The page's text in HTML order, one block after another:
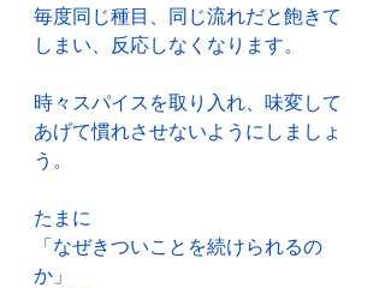
毎度同じ種目、同じ流れだと飽きて
しまい、反応しなくなります。
時々スパイスを取り入れ、味変して
あげて慣れさせないようにしましょ
う。
たまに
「なぜきついことを続けられるの
か」